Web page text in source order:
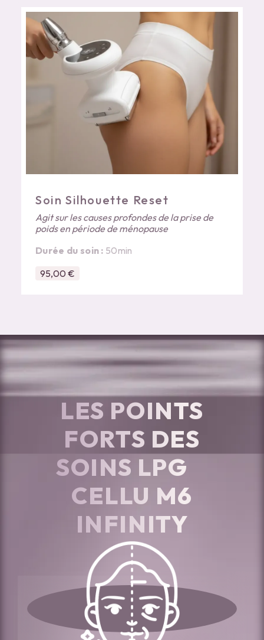
Soin Silhouette Reset
Agit sur les causes profondes de la prise de
poids en période de ménopause
Durée du soin : 50min
95,00 €
LES POINTS
FORTS DES
SOINS LPG ©
CELLU M6
INFINITY